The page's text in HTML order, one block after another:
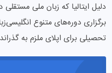
دلیل ایتالیا که زبان ملی
برگزاری دوره‌های متنوع
تحصیلی برای اپلای ملزم به